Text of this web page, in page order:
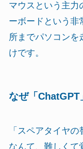
マウスという主力
ーボードという非
所までパソコンを
けです。
なぜ「ChatGPT
「スペアタイヤ
なんて、難しくて